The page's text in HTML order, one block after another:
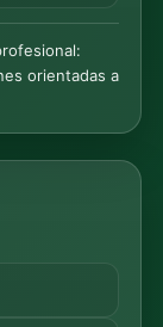
orientadas a